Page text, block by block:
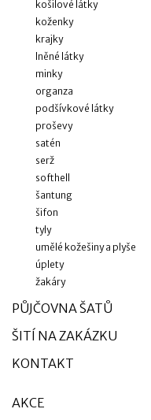
košilové látky
koženky
krajky
lněné látky
minky
organza
podšívkové látky
proševy
satén
serž
softhell
šantung
šifon
tyly
umělé kožešiny a plyše
úplety
žakáry
PŮJČOVNA ŠATŮ
ŠITÍ NA ZAKÁZKU
KONTAKT
AKCE